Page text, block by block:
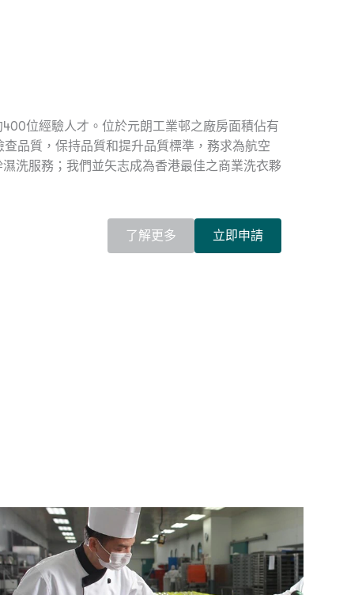
位經驗人才。位於元朗工業邨之廠房面積佔有
品質，保持品質和提升品質標準，務求為航空
洗服務；我們並矢志成為香港最佳之商業洗衣夥
了解更多 立即申請